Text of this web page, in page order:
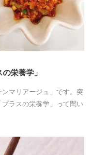
栄養学」
マリアージュ」です。突
ラスの栄養学」って聞い